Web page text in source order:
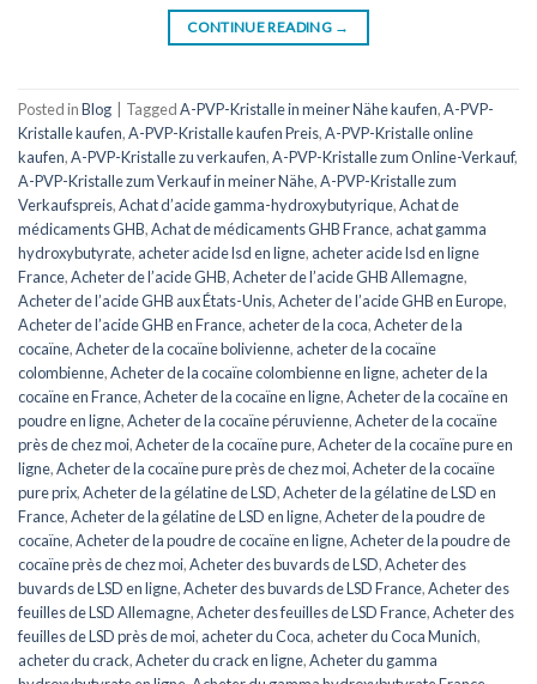
CONTINUE READING →
Posted inBlog TaggedA-PVP-Kristalle in meiner Nähe kaufen,A-PVP-
Kristalle kaufen,A-PVP-Kristalle kaufen Preis,A-PVP-Kristalle online
kaufen,A-PVP-Kristalle zu verkaufen,A-PVP-Kristalle zum Online-Verkauf,
A-PVP-Kristalle zum Verkauf in meiner Nähe,A-PVP-Kristalle zum
Verkaufspreis,Achat d’acide gamma-hydroxybutyrique,Achat de
médicaments GHB,Achat de médicaments GHB France, achat gamma
hydroxybutyrate, acheter acide lsd en ligne, acheter acide lsd en ligne
France,Acheter de l’acide GHB,Acheter de l’acide GHB Allemagne,
Acheter de l’acide GHB aux États-Unis,Acheter de l’acide GHB en Europe,
Acheter de l’acide GHB en France, acheter de la coca,Acheter de la
cocaïne,Acheter de la cocaïne bolivienne, acheter de la cocaïne
colombienne,Acheter de la cocaïne colombienne en ligne, acheter de la
cocaïne en France,Acheter de la cocaïne en ligne,Acheter de la cocaïne en
poudre en ligne,Acheter de la cocaïne péruvienne,Acheter de la cocaïne
près de chez moi,Acheter de la cocaïne pure,Acheter de la cocaïne pure en
ligne,Acheter de la cocaïne pure près de chez moi,Acheter de la cocaïne
pure prix,Acheter de la gélatine de LSD,Acheter de la gélatine de LSD en
France,Acheter de la gélatine de LSD en ligne,Acheter de la poudre de
cocaïne,Acheter de la poudre de cocaïne en ligne,Acheter de la poudre de
cocaïne près de chez moi,Acheter des buvards de LSD,Acheter des
buvards de LSD en ligne,Acheter des buvards de LSD France,Acheter des
feuilles de LSD Allemagne,Acheter des feuilles de LSD France,Acheter des
feuilles de LSD près de moi, acheter du Coca, acheter du Coca Munich,
acheter du crack,Acheter du crack en ligne,Acheter du gamma